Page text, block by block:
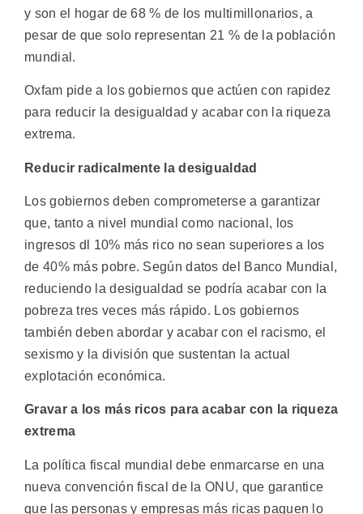
y son el hogar de 68 % de los multimillonarios, a
pesar de que solo representan 21 % de la población
mundial.
Oxfam pide a los gobiernos que actúen con rapidez
para reducir la desigualdad y acabar con la riqueza
extrema.
Reducir radicalmente la desigualdad
Los gobiernos deben comprometerse a garantizar
que, tanto a nivel mundial como nacional, los
ingresos dl 10% más rico no sean superiores a los
de 40% más pobre. Según datos del Banco Mundial,
reduciendo la desigualdad se podría acabar con la
pobreza tres veces más rápido. Los gobiernos
también deben abordar y acabar con el racismo, el
sexismo y la división que sustentan la actual
explotación económica.
Gravar a los más ricos para acabar con la riqueza
extrema
La política fiscal mundial debe enmarcarse en una
nueva convención fiscal de la ONU, que garantice
que las personas y empresas más ricas paguen lo